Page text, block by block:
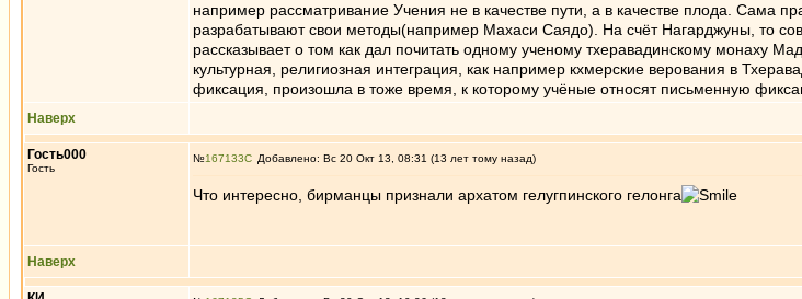
например рассматривание Учения не в качестве пути, а в качестве плода. Сама
разрабатывают свои методы(например Махаси Саядо). На счёт Нагарджуны, то
рассказывает о том как дал почитать одному ученому тхеравадинскому монаху
культурная, религиозная интеграция, как например кхмерские верования в
фиксация, произошла в тоже время, к которому учёные относят письменную
Наверх
Гость000
Гость
№167133 Добавлено: Вс 20 Окт 13, 08:31 (13 лет тому назад)
Что интересно, бирманцы признали архатом гелугпинского гелонга
Наверх